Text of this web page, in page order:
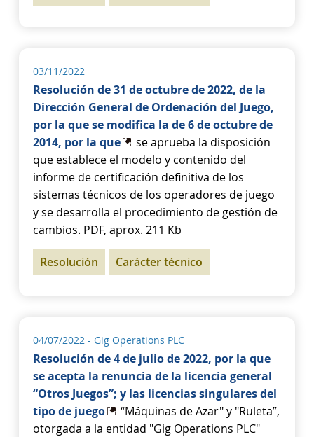
03/11/2022
Resolución de 31 de octubre de 2022, de la
Dirección General de Ordenación del Juego,
por la que se modifica la de 6 de octubre de
2014, por la que
se aprueba la disposición
que establece el modelo y contenido del
informe de certificación definitiva de los
sistemas técnicos de los operadores de juego
y se desarrolla el procedimiento de gestión de
cambios. PDF, aprox. 211 Kb
Resolución Carácter técnico
04/07/2022 - Gig Operations PLC
Resolución de 4 de julio de 2022, por la que
se acepta la renuncia de la licencia general
“Otros Juegos”; y las licencias singulares del
tipo de juego
“Máquinas de Azar" y "Ruleta”,
otorgada a la entidad "Gig Operations PLC"